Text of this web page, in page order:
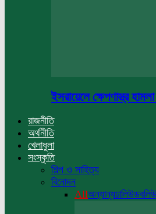
ইসরায়েলে ক্ষেপণাস্ত্র
রাজনীতি
অর্থনীতি
খেলাধুলা
সংস্কৃতি
শিল্প ও সাহিত্য
বিনোদন
Allঅন্যান্যঢালিউড